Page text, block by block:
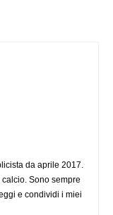
da aprile 2017.
Sono sempre
e condividi i miei